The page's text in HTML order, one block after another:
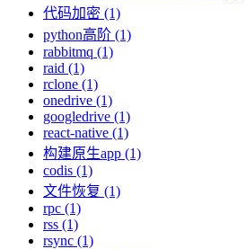
代码加密 (1)
python高阶 (1)
rabbitmq (1)
raid (1)
rclone (1)
onedrive (1)
googledrive (1)
react-native (1)
构建原生app (1)
codis (1)
文件恢复 (1)
rpc (1)
rss (1)
rsync (1)